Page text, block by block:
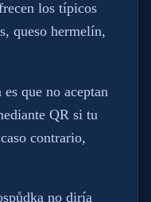
los típicos
queso hermelín,
que no aceptan
QR si tu
contrario,
no diría